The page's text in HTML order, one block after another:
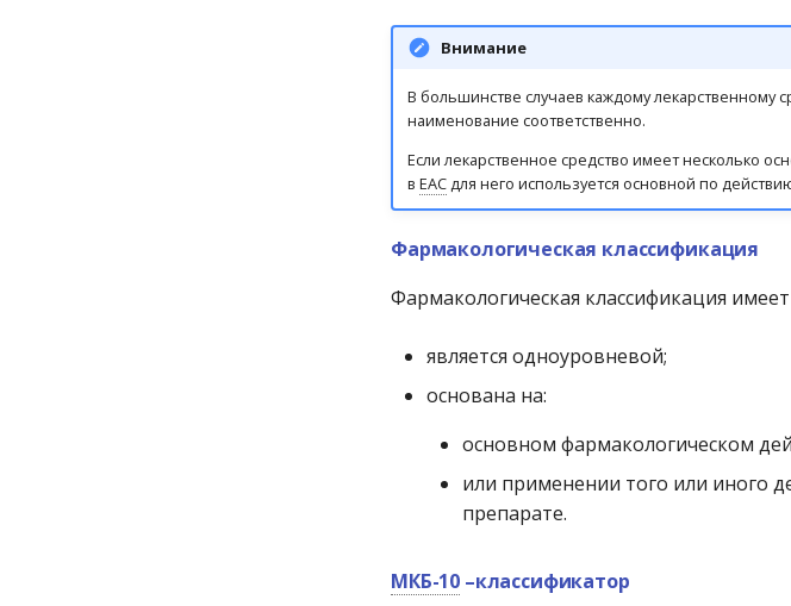
Внимание
В большинстве случаев каждому лекарственному
наименование соответственно.
Если лекарственное средство имеет несколько
в ЕАСдля него используется основной по
Фармакологическая классификация
Фармакологическая классификация
является одноуровневой;
основана на:
основном фармакологическом
или применении того или иного
препарате.
МКБ-10 –классификатор